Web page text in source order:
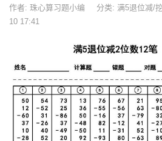
作者: 珠心算习题小编 分类: 满5退位减/
10 17:41